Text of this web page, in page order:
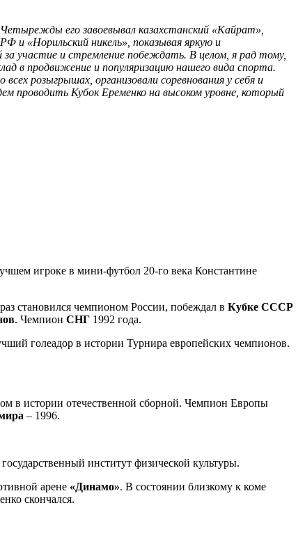
его завоевывал казахстанский «Кайрат»,
и «Норильский никель», показывая яркую и
за участие и стремление побеждать. В целом, я рад тому,
в продвижение и популяризацию нашего вида спорта.
розыгрышах, организовали соревнования у себя и
проводить Кубок Еременко на высоком уровне, который
игроке в мини-футбол 20-го века Константине
становился чемпионом России, побеждал в Кубке СССР
. Чемпион СНГ 1992 года.
голеадор в истории Турнира европейских чемпионов.
в истории отечественной сборной. Чемпион Европы
– 1996.
институт физической культуры.
арене «Динамо». В состоянии близкому к коме
скончался.